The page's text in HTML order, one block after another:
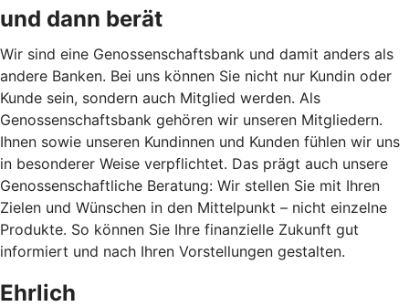
und dann berät
Wir sind eine Genossenschaftsbank und damit anders als
andere Banken. Bei uns können Sie nicht nur Kundin oder
Kunde sein, sondern auch Mitglied werden. Als
Genossenschaftsbank gehören wir unseren Mitgliedern.
Ihnen sowie unseren Kundinnen und Kunden fühlen wir uns
in besonderer Weise verpflichtet. Das prägt auch unsere
Genossenschaftliche Beratung: Wir stellen Sie mit Ihren
Zielen und Wünschen in den Mittelpunkt – nicht einzelne
Produkte. So können Sie Ihre finanzielle Zukunft gut
informiert und nach Ihren Vorstellungen gestalten.
Ehrlich